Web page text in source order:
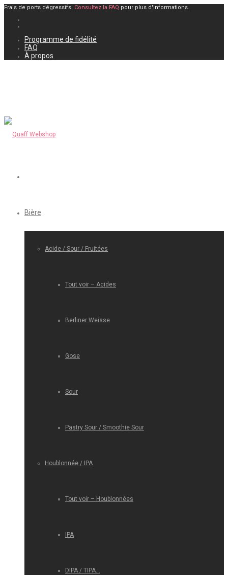
Frais de ports dégressifs. Consultez la FAQ pour plus d'informations.
Programme de fidélité
FAQ
À propos
Bière
Acide / Sour / Fruitées
Tout voir – Acides
Berliner Weisse
Gose
Sour
Pastry Sour / Smoothie Sour
Houblonnée / IPA
Tout voir – Houblonnées
IPA
DIPA / TIPA…